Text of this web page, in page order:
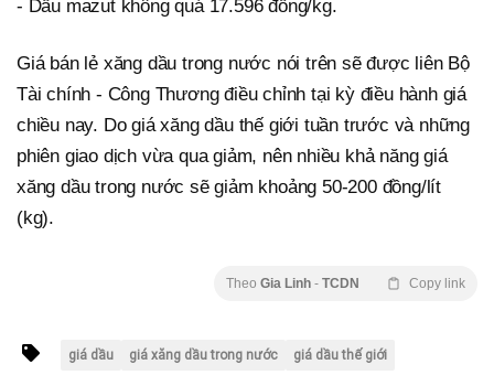
- Dầu mazut không quá 17.596 đồng/kg.
Giá bán lẻ xăng dầu trong nước nói trên sẽ được liên Bộ
Tài chính - Công Thương điều chỉnh tại kỳ điều hành giá
chiều nay. Do giá xăng dầu thế giới tuần trước và những
phiên giao dịch vừa qua giảm, nên nhiều khả năng giá
xăng dầu trong nước sẽ giảm khoảng 50-200 đồng/lít
(kg).
Theo Gia Linh - TCDN Copy link
giá dầu giá xăng dầu trong nước giá dầu thế giới